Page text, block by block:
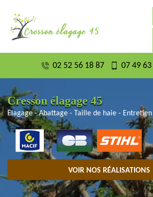
02 52 56 18 87 07 49
Cresson élagage 45
Elagage - Abattage - Taille de haie -
VOIR NOS RÉALISATIONS